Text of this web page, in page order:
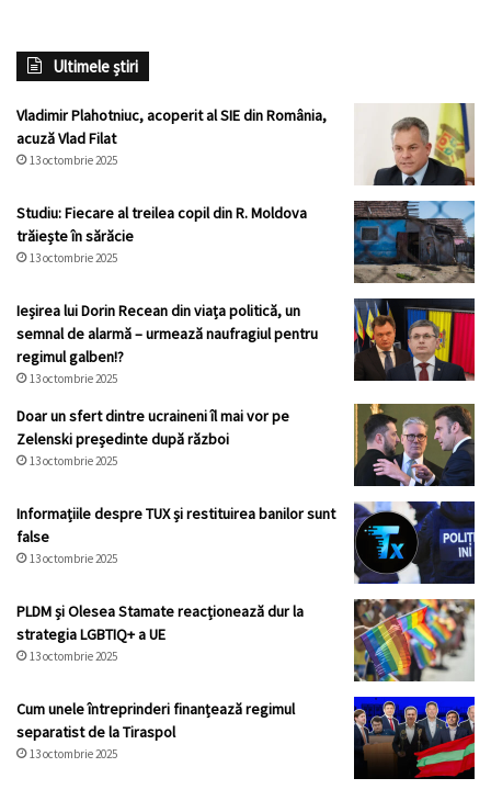
Ultimele știri
Vladimir Plahotniuc, acoperit al SIE din România,
acuză Vlad Filat
13 octombrie 2025
Studiu: Fiecare al treilea copil din R. Moldova
trăiește în sărăcie
13 octombrie 2025
Ieșirea lui Dorin Recean din viața politică, un
semnal de alarmă – urmează naufragiul pentru
regimul galben!?
13 octombrie 2025
Doar un sfert dintre ucraineni îl mai vor pe
Zelenski președinte după război
13 octombrie 2025
Informațiile despre TUX și restituirea banilor sunt
false
13 octombrie 2025
PLDM și Olesea Stamate reacționează dur la
strategia LGBTIQ+ a UE
13 octombrie 2025
Cum unele întreprinderi finanțează regimul
separatist de la Tiraspol
13 octombrie 2025